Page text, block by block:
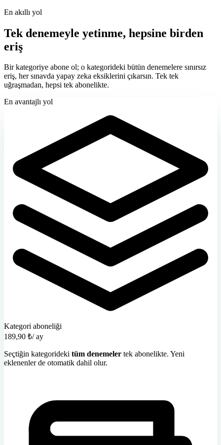
En akıllı yol
Tek denemeyle yetinme, hepsine birden
eriş
Bir kategoriye abone ol; o kategorideki bütün denemelere sınırsız
eriş, her sınavda yapay zeka eksiklerini çıkarsın. Tek tek
uğraşmadan, hepsi tek abonelikte.
En avantajlı yol
Kategori aboneliği
189,90 ₺/ ay
Seçtiğin kategorideki tüm denemeler tek abonelikte. Yeni
eklenenler de otomatik dahil olur.